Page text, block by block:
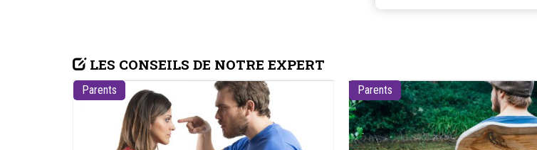
LES CONSEILS DE NOTRE EXPERT
Parents Parents